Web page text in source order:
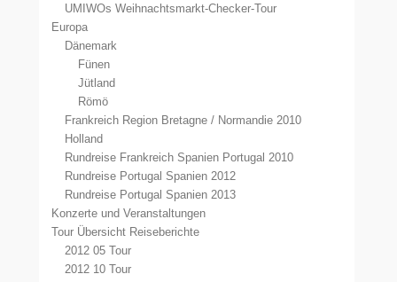
UMIWOs Weihnachtsmarkt-Checker-Tour
Europa
Dänemark
Fünen
Jütland
Römö
Frankreich Region Bretagne / Normandie 2010
Holland
Rundreise Frankreich Spanien Portugal 2010
Rundreise Portugal Spanien 2012
Rundreise Portugal Spanien 2013
Konzerte und Veranstaltungen
Tour Übersicht Reiseberichte
2012 05 Tour
2012 10 Tour